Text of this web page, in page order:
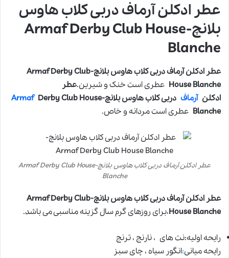
عطر ادکلن آرماف دربی کلاب هاوس
بلانچ-Armaf Derby Club House
Blanche
عطر ادکلن آرماف دربی کلاب هاوس بلانچ-Armaf Derby Club
House Blanche عطری است خنک و شیرین.عطر
ادکلنآرماف دربی کلاب هاوس بلانچ- ArmafDerby Club House
Blanche عطری است مردانه و خاص.
عطر ادکلن آرماف دربی کلاب هاوس بلانچ-Armaf Derby Club House
Blanche
عطر ادکلن آرماف دربی کلاب هاوس بلانچ-Armaf Derby Club
House Blanche،برای روزهای گرم سال گزینه مناسبی می باشد.
رایحه اولیه:نت های ، نارنج ، ترنج
رایحه میانی:انگور سیاه ، چای سبز